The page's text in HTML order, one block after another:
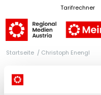
Tarifrechner
Startseite / Christoph Enengl